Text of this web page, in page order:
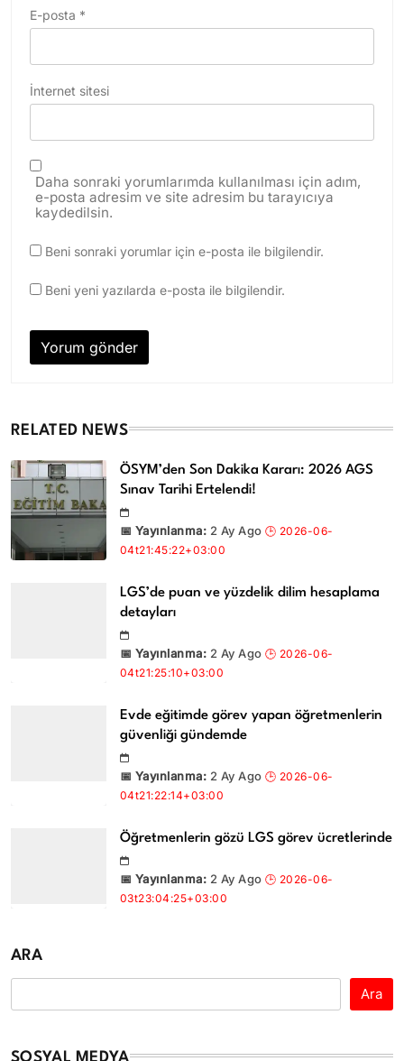
E-posta *
İnternet sitesi
Daha sonraki yorumlarımda kullanılması için adım,
e-posta adresim ve site adresim bu tarayıcıya
kaydedilsin.
Beni sonraki yorumlar için e-posta ile bilgilendir.
Beni yeni yazılarda e-posta ile bilgilendir.
RELATED NEWS
ÖSYM’den Son Dakika Kararı: 2026 AGS
Sınav Tarihi Ertelendi!
2 Ay Ago
LGS’de puan ve yüzdelik dilim hesaplama
detayları
2 Ay Ago
Evde eğitimde görev yapan öğretmenlerin
güvenliği gündemde
2 Ay Ago
Öğretmenlerin gözü LGS görev ücretlerinde
2 Ay Ago
ARA
Ara
SOSYAL MEDYA